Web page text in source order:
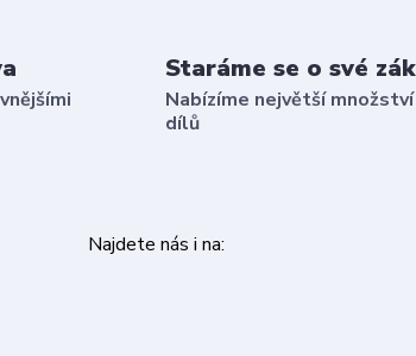
Staráme se o své
Nabízíme největší
dílů
Najdete nás i na: